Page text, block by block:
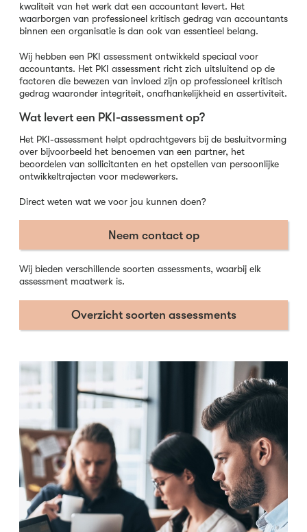
kwaliteit van het werk dat een accountant levert. Het
waarborgen van professioneel kritisch gedrag van accountants
binnen een organisatie is dan ook van essentieel belang.
Wij hebben een PKI assessment ontwikkeld speciaal voor
accountants. Het PKI assessment richt zich uitsluitend op de
factoren die bewezen van invloed zijn op professioneel kritisch
gedrag waaronder integriteit, onafhankelijkheid en assertiviteit.
Wat levert een PKI-assessment op?
Het PKI-assessment helpt opdrachtgevers bij de besluitvorming
over bijvoorbeeld het benoemen van een partner, het
beoordelen van sollicitanten en het opstellen van persoonlijke
ontwikkeltrajecten voor medewerkers.
Direct weten wat we voor jou kunnen doen?
Neem contact op
Wij bieden verschillende soorten assessments, waarbij elk
assessment maatwerk is.
Overzicht soorten assessments